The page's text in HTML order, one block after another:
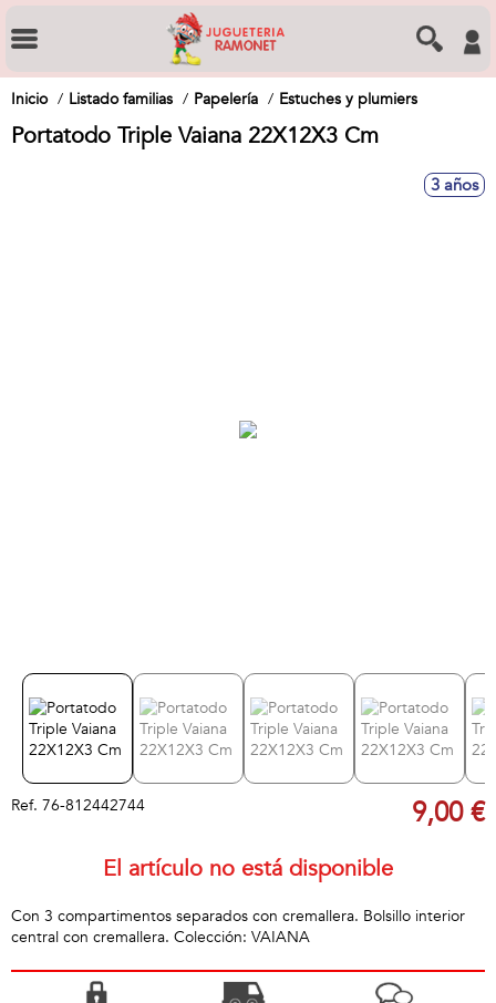
Inicio Listado familias Papelería Estuches y plumiers
Portatodo Triple Vaiana 22X12X3 Cm
3 años
Ref. 76-812442744 9,00 €
El artículo no está disponible
Con 3 compartimentos separados con cremallera. Bolsillo interior
central con cremallera. Colección: VAIANA